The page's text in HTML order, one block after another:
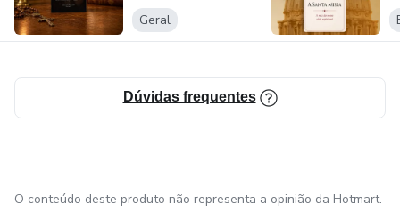
Geral
Dúvidas frequentes
O conteúdo deste produto não representa a opinião da Hotmart.